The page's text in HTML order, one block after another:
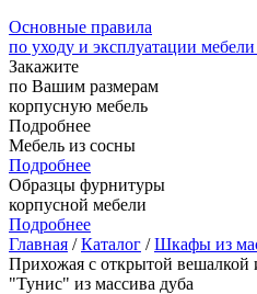
Основные правила
по уходу и эксплуатации мебели
Закажите
по Вашим размерам
корпусную мебель
Подробнее
Мебель из сосны
Подробнее
Образцы фурнитуры
корпусной мебели
Подробнее
Главная /Каталог /Шкафы из
Прихожая с открытой вешалкой
"Тунис" из массива дуба